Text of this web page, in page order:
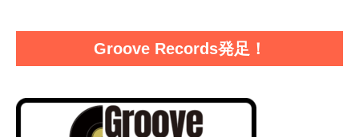
Groove Records発足！